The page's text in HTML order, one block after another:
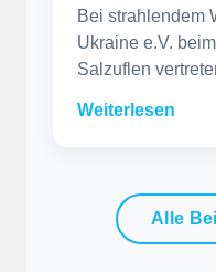
Bei strahlendem
Ukraine e.V.
Salzuflen
Weiterlesen
Alle